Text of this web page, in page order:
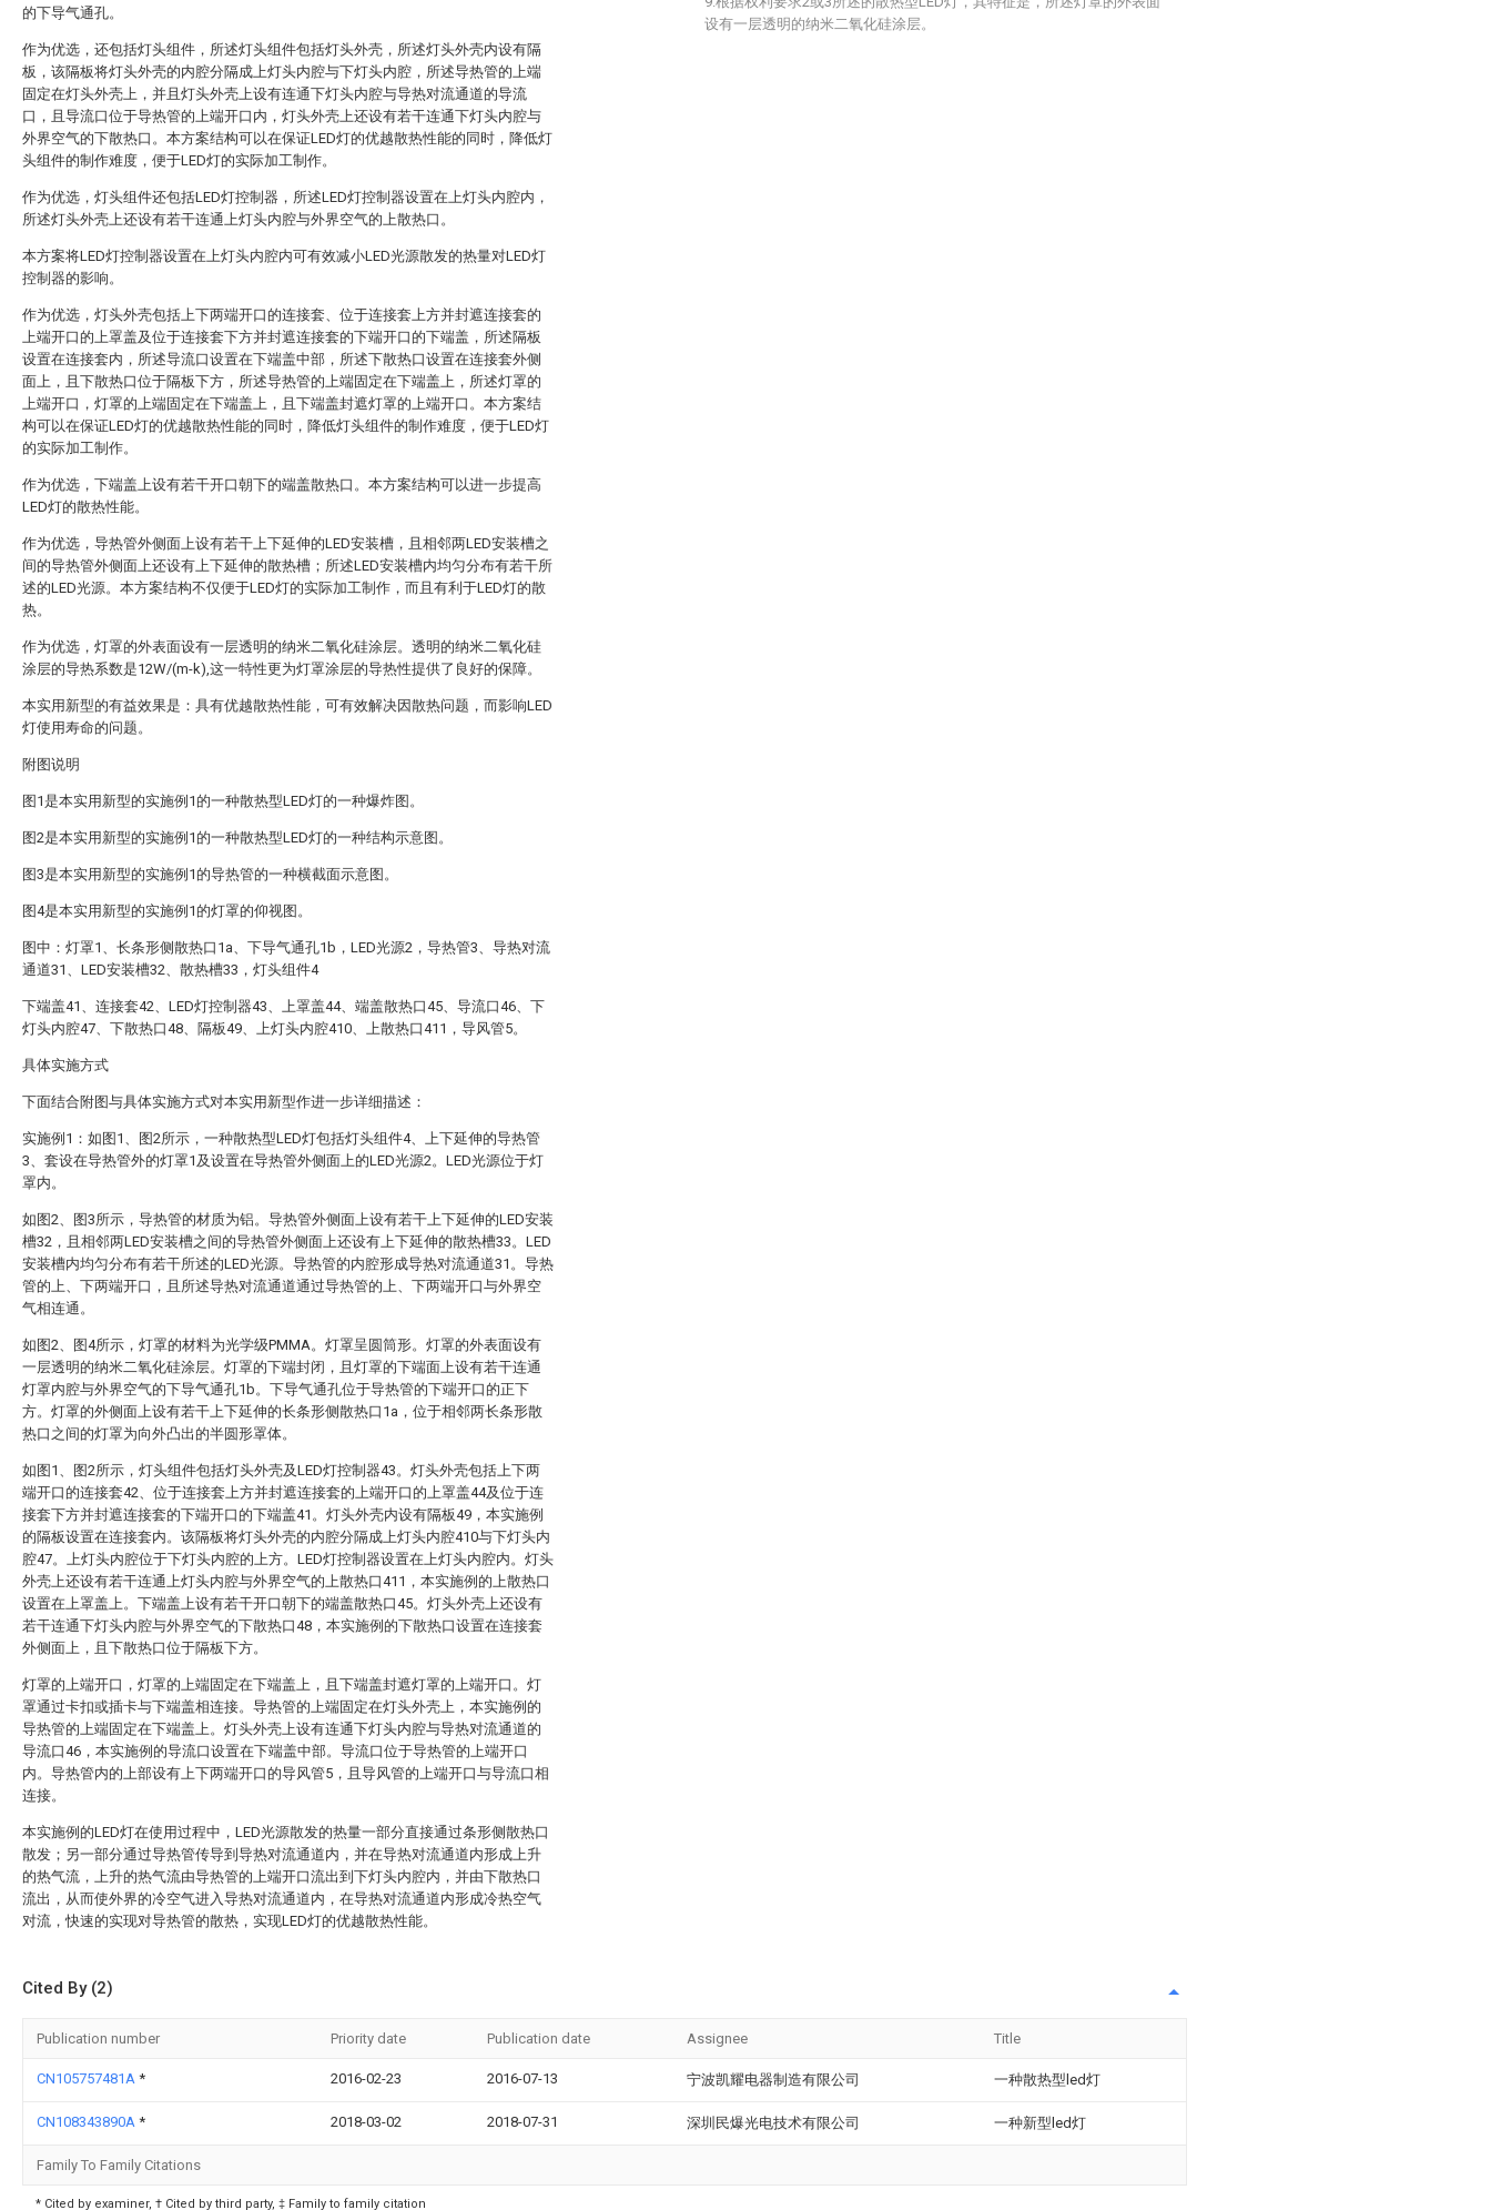
的下导气通孔。
作为优选，还包括灯头组件，所述灯头组件包括灯头外壳，所述灯头外壳内设有隔
板，该隔板将灯头外壳的内腔分隔成上灯头内腔与下灯头内腔，所述导热管的上端
固定在灯头外壳上，并且灯头外壳上设有连通下灯头内腔与导热对流通道的导流
口，且导流口位于导热管的上端开口内，灯头外壳上还设有若干连通下灯头内腔与
外界空气的下散热口。本方案结构可以在保证LED灯的优越散热性能的同时，降低灯
头组件的制作难度，便于LED灯的实际加工制作。
作为优选，灯头组件还包括LED灯控制器，所述LED灯控制器设置在上灯头内腔内，
所述灯头外壳上还设有若干连通上灯头内腔与外界空气的上散热口。
本方案将LED灯控制器设置在上灯头内腔内可有效减小LED光源散发的热量对LED灯
控制器的影响。
作为优选，灯头外壳包括上下两端开口的连接套、位于连接套上方并封遮连接套的
上端开口的上罩盖及位于连接套下方并封遮连接套的下端开口的下端盖，所述隔板
设置在连接套内，所述导流口设置在下端盖中部，所述下散热口设置在连接套外侧
面上，且下散热口位于隔板下方，所述导热管的上端固定在下端盖上，所述灯罩的
上端开口，灯罩的上端固定在下端盖上，且下端盖封遮灯罩的上端开口。本方案结
构可以在保证LED灯的优越散热性能的同时，降低灯头组件的制作难度，便于LED灯
的实际加工制作。
作为优选，下端盖上设有若干开口朝下的端盖散热口。本方案结构可以进一步提高
LED灯的散热性能。
作为优选，导热管外侧面上设有若干上下延伸的LED安装槽，且相邻两LED安装槽之
间的导热管外侧面上还设有上下延伸的散热槽；所述LED安装槽内均匀分布有若干所
述的LED光源。本方案结构不仅便于LED灯的实际加工制作，而且有利于LED灯的散
热。
作为优选，灯罩的外表面设有一层透明的纳米二氧化硅涂层。透明的纳米二氧化硅
涂层的导热系数是12W/(m-k),这一特性更为灯罩涂层的导热性提供了良好的保障。
本实用新型的有益效果是：具有优越散热性能，可有效解决因散热问题，而影响LED
灯使用寿命的问题。
附图说明
图1是本实用新型的实施例1的一种散热型LED灯的一种爆炸图。
图2是本实用新型的实施例1的一种散热型LED灯的一种结构示意图。
图3是本实用新型的实施例1的导热管的一种横截面示意图。
图4是本实用新型的实施例1的灯罩的仰视图。
图中：灯罩1、长条形侧散热口1a、下导气通孔1b，LED光源2，导热管3、导热对流
通道31、LED安装槽32、散热槽33，灯头组件4
下端盖41、连接套42、LED灯控制器43、上罩盖44、端盖散热口45、导流口46、下
灯头内腔47、下散热口48、隔板49、上灯头内腔410、上散热口411，导风管5。
具体实施方式
下面结合附图与具体实施方式对本实用新型作进一步详细描述：
实施例1：如图1、图2所示，一种散热型LED灯包括灯头组件4、上下延伸的导热管
3、套设在导热管外的灯罩1及设置在导热管外侧面上的LED光源2。LED光源位于灯
罩内。
如图2、图3所示，导热管的材质为铝。导热管外侧面上设有若干上下延伸的LED安装
槽32，且相邻两LED安装槽之间的导热管外侧面上还设有上下延伸的散热槽33。LED
安装槽内均匀分布有若干所述的LED光源。导热管的内腔形成导热对流通道31。导热
管的上、下两端开口，且所述导热对流通道通过导热管的上、下两端开口与外界空
气相连通。
如图2、图4所示，灯罩的材料为光学级PMMA。灯罩呈圆筒形。灯罩的外表面设有
一层透明的纳米二氧化硅涂层。灯罩的下端封闭，且灯罩的下端面上设有若干连通
灯罩内腔与外界空气的下导气通孔1b。下导气通孔位于导热管的下端开口的正下
方。灯罩的外侧面上设有若干上下延伸的长条形侧散热口1a，位于相邻两长条形散
热口之间的灯罩为向外凸出的半圆形罩体。
如图1、图2所示，灯头组件包括灯头外壳及LED灯控制器43。灯头外壳包括上下两
端开口的连接套42、位于连接套上方并封遮连接套的上端开口的上罩盖44及位于连
接套下方并封遮连接套的下端开口的下端盖41。灯头外壳内设有隔板49，本实施例
的隔板设置在连接套内。该隔板将灯头外壳的内腔分隔成上灯头内腔410与下灯头内
腔47。上灯头内腔位于下灯头内腔的上方。LED灯控制器设置在上灯头内腔内。灯头
外壳上还设有若干连通上灯头内腔与外界空气的上散热口411，本实施例的上散热口
设置在上罩盖上。下端盖上设有若干开口朝下的端盖散热口45。灯头外壳上还设有
若干连通下灯头内腔与外界空气的下散热口48，本实施例的下散热口设置在连接套
外侧面上，且下散热口位于隔板下方。
灯罩的上端开口，灯罩的上端固定在下端盖上，且下端盖封遮灯罩的上端开口。灯
罩通过卡扣或插卡与下端盖相连接。导热管的上端固定在灯头外壳上，本实施例的
导热管的上端固定在下端盖上。灯头外壳上设有连通下灯头内腔与导热对流通道的
导流口46，本实施例的导流口设置在下端盖中部。导流口位于导热管的上端开口
内。导热管内的上部设有上下两端开口的导风管5，且导风管的上端开口与导流口相
连接。
本实施例的LED灯在使用过程中，LED光源散发的热量一部分直接通过条形侧散热口
散发；另一部分通过导热管传导到导热对流通道内，并在导热对流通道内形成上升
的热气流，上升的热气流由导热管的上端开口流出到下灯头内腔内，并由下散热口
流出，从而使外界的冷空气进入导热对流通道内，在导热对流通道内形成冷热空气
对流，快速的实现对导热管的散热，实现LED灯的优越散热性能。
设有一层透明的纳米二氧化硅涂层。
Cited By (2)
Publication number Priority date Publication date Assignee Title
CN105757481A * 2016-02-23 2016-07-13 宁波凯耀电器制造有限公司 一种散热型led灯
CN108343890A * 2018-03-02 2018-07-31 深圳民爆光电技术有限公司 一种新型led灯
Family To Family Citations
* Cited by examiner, † Cited by third party, ‡ Family to family citation